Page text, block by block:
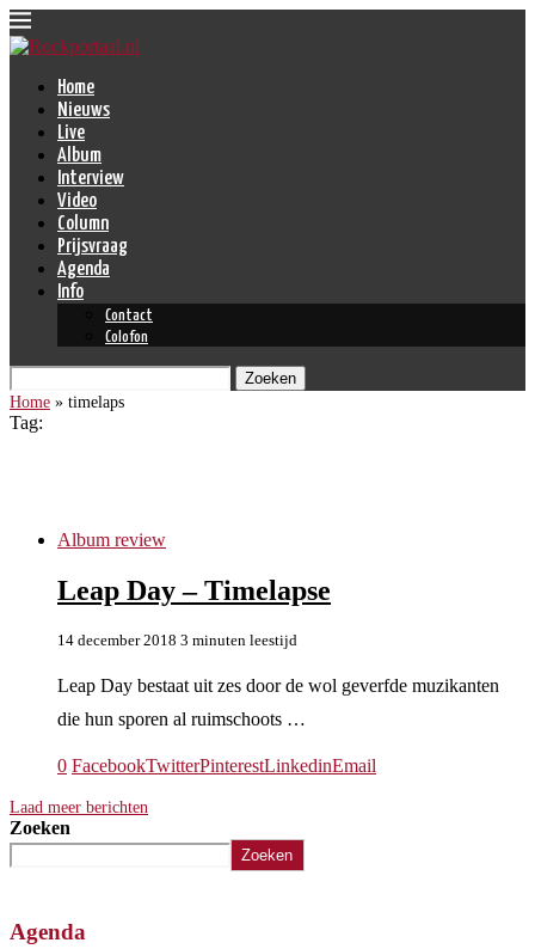
Home
Nieuws
Live
Album
Interview
Video
Column
Prijsvraag
Agenda
Info
Contact
Colofon
Zoeken
Home » timelaps
Tag:
Album review
Leap Day – Timelapse
14 december 2018 3 minuten leestijd
Leap Day bestaat uit zes door de wol geverfde muzikanten
die hun sporen al ruimschoots …
0 FacebookTwitterPinterestLinkedinEmail
Laad meer berichten
Zoeken
Zoeken
Agenda